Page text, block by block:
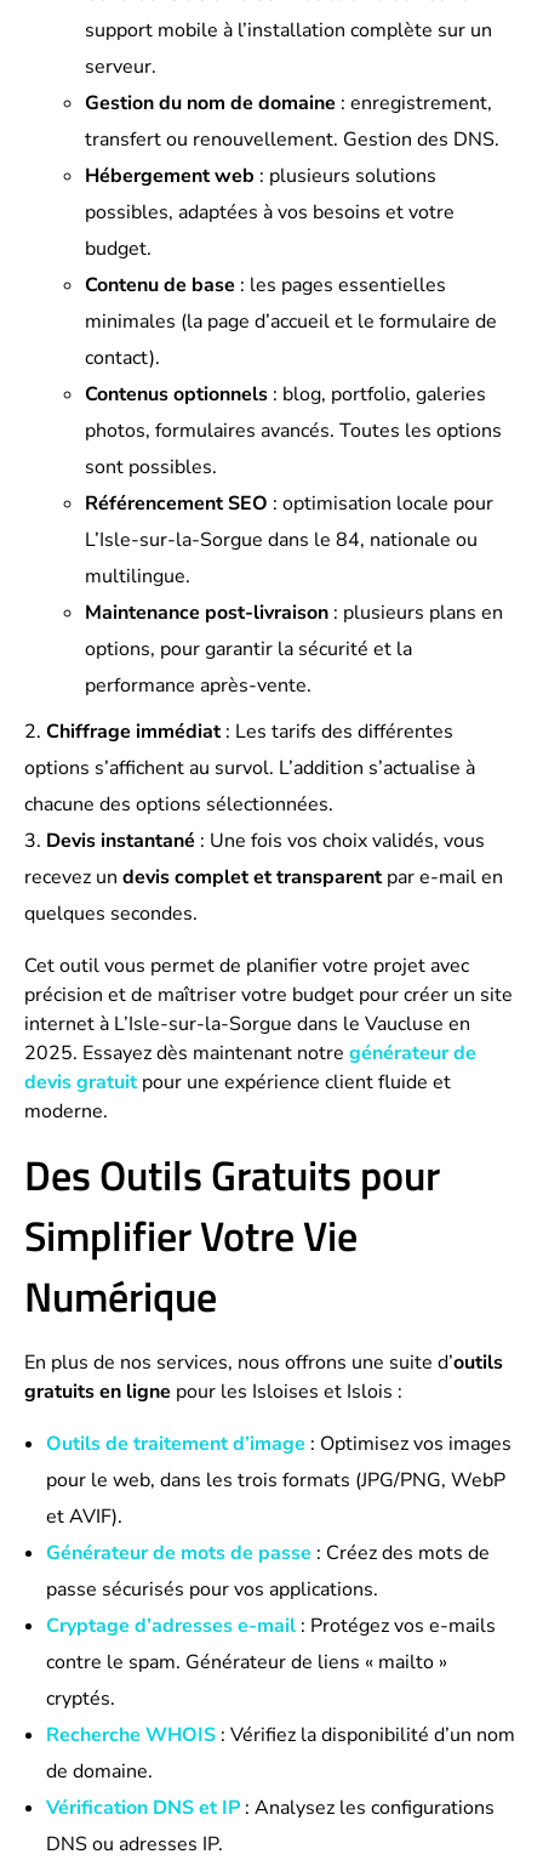
support mobile à l’installation complète sur un
serveur.
Gestion du nom de domaine : enregistrement,
transfert ou renouvellement. Gestion des DNS.
Hébergement web : plusieurs solutions
possibles, adaptées à vos besoins et votre
budget.
Contenu de base : les pages essentielles
minimales (la page d’accueil et le formulaire de
contact).
Contenus optionnels: blog, portfolio, galeries
photos, formulaires avancés. Toutes les options
sont possibles.
Référencement SEO : optimisation locale pour
L’Isle-sur-la-Sorgue dans le 84, nationale ou
multilingue.
Maintenance post-livraison: plusieurs plans en
options, pour garantir la sécurité et la
performance après-vente.
Chiffrage immédiat: Les tarifs des différentes
options s’affichent au survol. L’addition s’actualise à
chacune des options sélectionnées.
Devis instantané : Une fois vos choix validés, vous
recevez un devis complet et transparentpar e-mail en
quelques secondes.
Cet outil vous permet de planifier votre projet avec
précision et de maîtriser votre budget pour créer un site
internet à L’Isle-sur-la-Sorgue dans le Vaucluse en
2025. Essayez dès maintenant notre générateur de
devis gratuitpour une expérience client fluide et
moderne.
Des Outils Gratuits pour
Simplifier Votre Vie
Numérique
En plus de nos services, nous offrons une suite d’outils
gratuits en ligne pour les Isloises et Islois :
Outils de traitement d’image : Optimisez vos images
pour le web, dans les trois formats (JPG/PNG, WebP
et AVIF).
Générateur de mots de passe : Créez des mots de
passe sécurisés pour vos applications.
Cryptage d’adresses e-mail: Protégez vos e-mails
contre le spam. Générateur de liens « mailto »
cryptés.
Recherche WHOIS: Vérifiez la disponibilité d’un nom
de domaine.
Vérification DNS et IP: Analysez les configurations
DNS ou adresses IP.